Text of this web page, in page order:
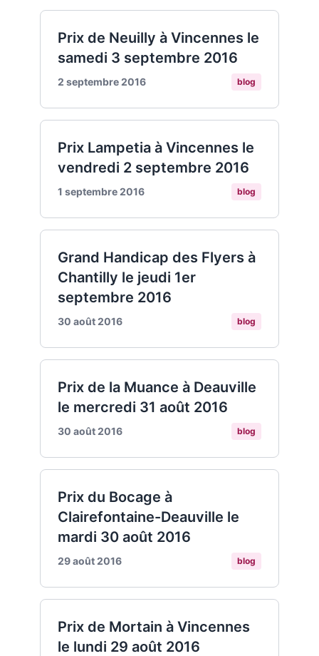
Prix de Neuilly à Vincennes le
samedi 3 septembre 2016
2 septembre 2016 blog
Prix Lampetia à Vincennes le
vendredi 2 septembre 2016
1 septembre 2016 blog
Grand Handicap des Flyers à
Chantilly le jeudi 1er
septembre 2016
30 août 2016 blog
Prix de la Muance à Deauville
le mercredi 31 août 2016
30 août 2016 blog
Prix du Bocage à
Clairefontaine-Deauville le
mardi 30 août 2016
29 août 2016 blog
Prix de Mortain à Vincennes
le lundi 29 août 2016